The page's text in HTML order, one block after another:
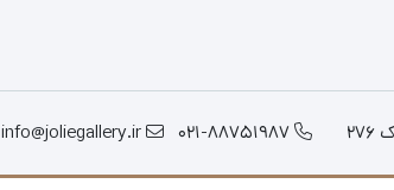
021-88751987
info@joliegallery.ir